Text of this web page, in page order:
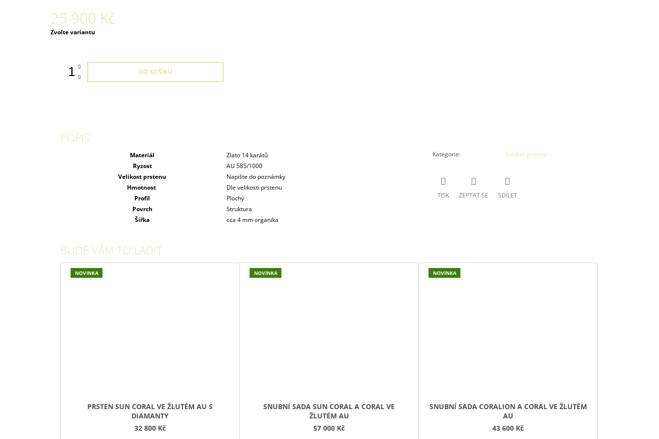
25 900 Kč
Měrná
Zvolte variantu
DO KOŠÍKU
Materiál
Zlato 14 karátů
Ryzost
AU 585/1000
Velikost prstenu
Napište do poznámky
Hmotnost
Dle velikosti prstenu
Profil
Plochý
Povrch
Struktura
Šířka
cca 4 mm organika
Kategorie: Snubní prsteny
TISK ZEPTAT SE SDÍLET
POPIS
NOVINKA
PRSTEN SUN CORAL VE ŽLUTÉM AU S
DIAMANTY
32 800 Kč
NOVINKA
SNUBNÍ SADA SUN CORAL A CORAL VE
ŽLUTÉM AU
57 000 Kč
NOVINKA
SNUBNÍ SADA CORALION A CORAL VE ŽLUTÉM
AU
43 600 Kč
BUDE VÁM TO LADIT